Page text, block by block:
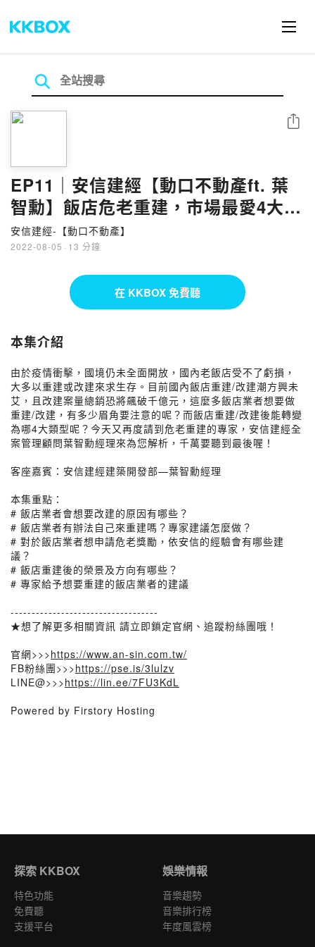
EP11｜安信建經【動口不動產ft. 葉
智勳】飯店危老重建，市場最愛4大類
型
安信建經-【動口不動產】
2022-08-05 · 13 分鐘
分享
在 KKBOX 免費聽
本集介紹
由於疫情衝擊，國境仍未全面開放，國內老飯店受不了虧損，
大多以重建或改建來求生存。目前國內飯店重建/改建潮方興未
艾，且改建案量總銷恐將飆破千億元，這麼多飯店業者想要做
重建/改建，有多少眉角要注意的呢？而飯店重建/改建後能轉變
為哪4大類型呢？今天又再度請到危老重建的專家，安信建經全
案管理顧問葉智勳經理來為您解析，千萬要聽到最後喔！
客座嘉賓：安信建經建築開發部—葉智勳經理
本集重點：
# 飯店業者會想要改建的原因有哪些？
# 飯店業者有辦法自己來重建嗎？專家建議怎麼做？
# 對於飯店業者想申請危老獎勵，依安信的經驗會有哪些建
議？
# 飯店重建後的榮景及方向有哪些？
# 專家給予想要重建的飯店業者的建議
-----------------------------------
★想了解更多相關資訊 請立即鎖定官網、追蹤粉絲團哦！
官網>>>https://www.an-sin.com.tw/
FB粉絲團>>>https://pse.is/3lulzv
LINE@>>>https://lin.ee/7FU3KdL
Powered by Firstory Hosting
探索 KKBOX
特色功能
免費聽
支援平台
娛樂情報
音樂趨勢
音樂排行榜
年度風雲榜